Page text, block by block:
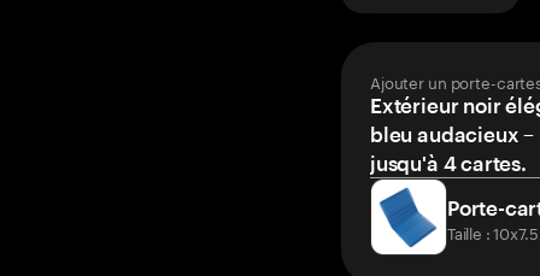
Ajouter un porte-
Extérieur noir
bleu audacieux
jusqu'à 4 cartes.
Porte-
Taille :